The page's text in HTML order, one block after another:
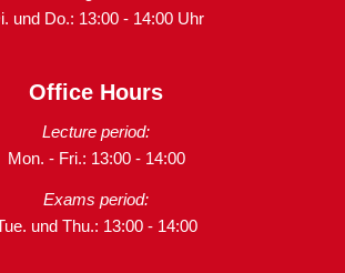
und Do.: 13:00 - 14:00 Uhr
Office Hours
Lecture period:
Mon. - Fri.: 13:00 - 14:00
Exams period:
und Thu.: 13:00 - 14:00